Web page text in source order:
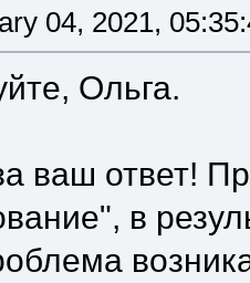
04, 2021,
Ольга.
ваш ответ!
в